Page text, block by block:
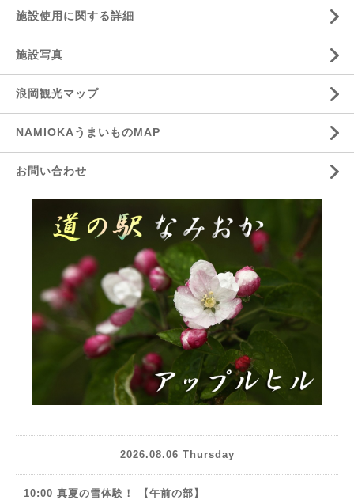
施設使用に関する詳細
施設写真
浪岡観光マップ
NAMIOKAうまいものMAP
お問い合わせ
2026.08.06 Thursday
10:00 真夏の雪体験！ 【午前の部】